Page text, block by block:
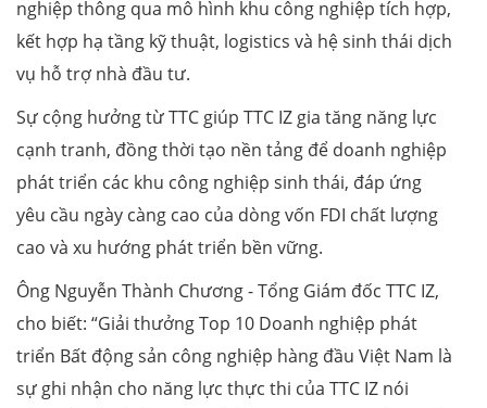
nghiệp thông qua mô hình khu công nghiệp tích hợp,
kết hợp hạ tầng kỹ thuật, logistics và hệ sinh thái dịch
vụ hỗ trợ nhà đầu tư.
Sự cộng hưởng từ TTC giúp TTC IZ gia tăng năng lực
cạnh tranh, đồng thời tạo nền tảng để doanh nghiệp
phát triển các khu công nghiệp sinh thái, đáp ứng
yêu cầu ngày càng cao của dòng vốn FDI chất lượng
cao và xu hướng phát triển bền vững.
Ông Nguyễn Thành Chương - Tổng Giám đốc TTC IZ,
cho biết: “Giải thưởng Top 10 Doanh nghiệp phát
triển Bất động sản công nghiệp hàng đầu Việt Nam là
sự ghi nhận cho năng lực thực thi của TTC IZ nói